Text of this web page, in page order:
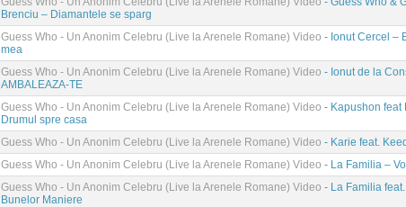
Brenciu – Diamantele se sparg
Guess Who - Un Anonim Celebru (Live la Arenele Romane) Video - Ionut Cercel –
mea
Guess Who - Un Anonim Celebru (Live la Arenele Romane) Video - Ionut de la
AMBALEAZA-TE
Guess Who - Un Anonim Celebru (Live la Arenele Romane) Video - Kapushon feat
Drumul spre casa
Guess Who - Un Anonim Celebru (Live la Arenele Romane) Video - Karie feat.
Guess Who - Un Anonim Celebru (Live la Arenele Romane) Video - La Familia –
Guess Who - Un Anonim Celebru (Live la Arenele Romane) Video - La Familia
Bunelor Maniere